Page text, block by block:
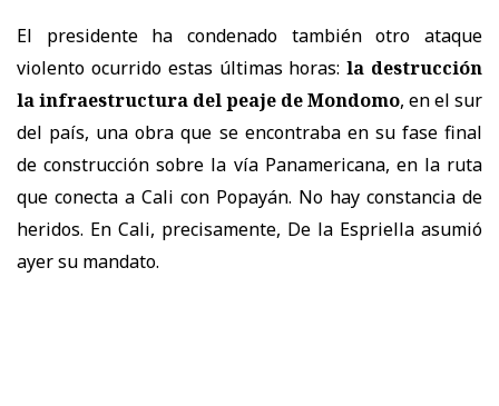
El presidente ha condenado también otro ataque
violento ocurrido estas últimas horas:la destrucción
la infraestructura del peaje de Mondomo, en el sur
del país, una obra que se encontraba en su fase final
de construcción sobre la vía Panamericana, en la ruta
que conecta a Cali con Popayán. No hay constancia de
heridos. En Cali, precisamente, De la Espriella asumió
ayer su mandato.